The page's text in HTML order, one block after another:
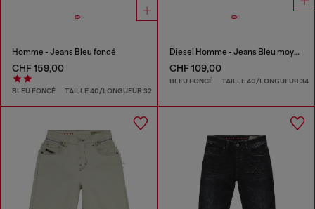
Homme - Jeans Bleu foncé
CHF 159,00
BLEU FONCÉ TAILLE 40/LONGUEUR 32
Diesel Homme - Jeans Bleu moyen
CHF 109,00
BLEU FONCÉ TAILLE 40/LONGUEUR 34